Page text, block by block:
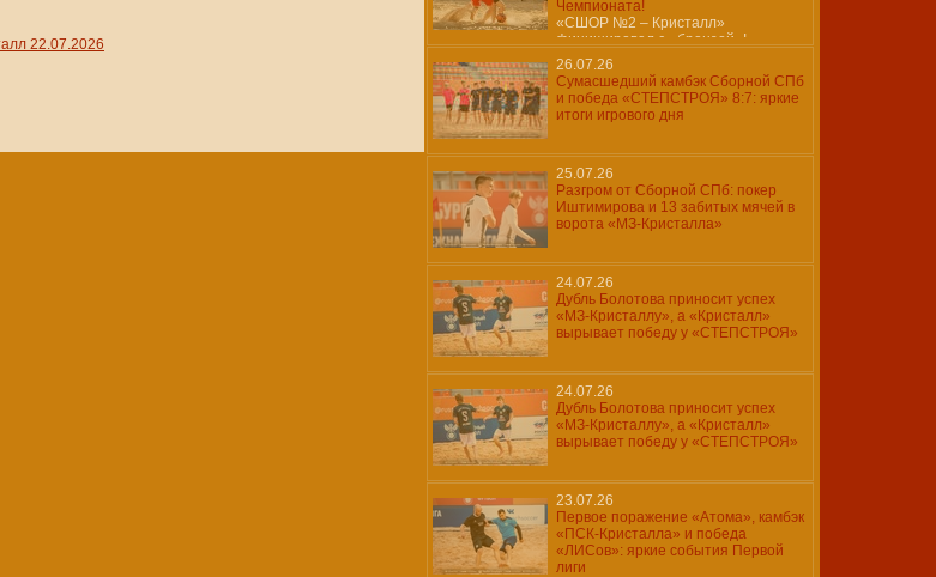
22.07.2026
Чемпионата!
«СШОР №2 – Кристалл»
финишировал с «бронзой»!
26.07.26
Сумасшедший камбэк Сборной СПб
и победа «СТЕПСТРОЯ» 8:7: яркие
итоги игрового дня
25.07.26
Разгром от Сборной СПб: покер
Иштимирова и 13 забитых мячей в
ворота «МЗ-Кристалла»
24.07.26
Дубль Болотова приносит успех
«МЗ-Кристаллу», а «Кристалл»
вырывает победу у «СТЕПСТРОЯ»
24.07.26
Дубль Болотова приносит успех
«МЗ-Кристаллу», а «Кристалл»
вырывает победу у «СТЕПСТРОЯ»
23.07.26
Первое поражение «Атома», камбэк
«ПСК-Кристалла» и победа
«ЛИСов»: яркие события Первой
лиги